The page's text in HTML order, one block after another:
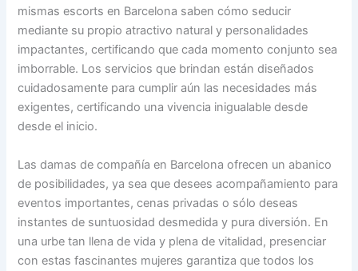
mismas escorts en Barcelona saben cómo seducir
mediante su propio atractivo natural y personalidades
impactantes, certificando que cada momento conjunto sea
imborrable. Los servicios que brindan están diseñados
cuidadosamente para cumplir aún las necesidades más
exigentes, certificando una vivencia inigualable desde
desde el inicio.
Las damas de compañía en Barcelona ofrecen un abanico
de posibilidades, ya sea que desees acompañamiento para
eventos importantes, cenas privadas o sólo deseas
instantes de suntuosidad desmedida y pura diversión. En
una urbe tan llena de vida y plena de vitalidad, presenciar
con estas fascinantes mujeres garantiza que todos los